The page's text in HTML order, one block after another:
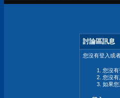
討論區訊息
您沒有登入或
您沒有
您沒
如果